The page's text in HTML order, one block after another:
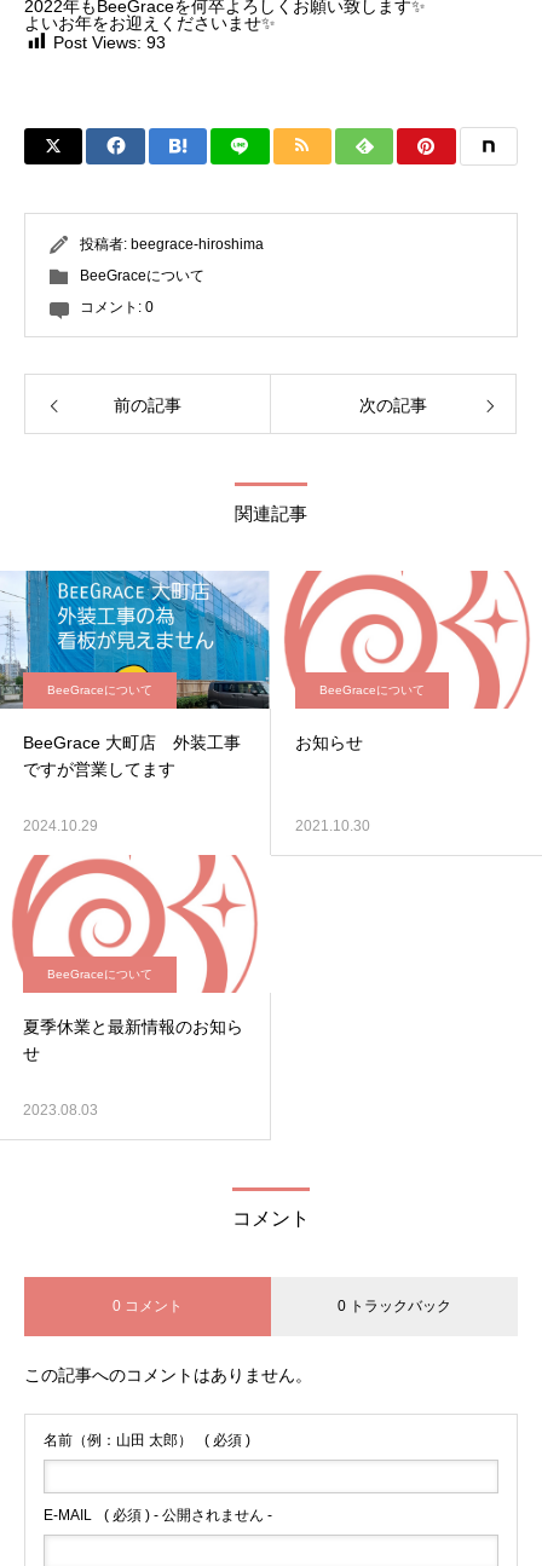
2022年もBeeGraceを何卒よろしくお願い致します✨
よいお年をお迎えくださいませ✨
Post Views: 93
投稿者: beegrace-hiroshima
BeeGraceについて
コメント: 0
前の記事 次の記事
関連記事
BeeGraceについて
BeeGrace 大町店 外装工事
ですが営業してます
2024.10.29
BeeGraceについて
お知らせ
2021.10.30
BeeGraceについて
夏季休業と最新情報のお知ら
せ
2023.08.03
コメント
0 コメント 0 トラックバック
この記事へのコメントはありません。
名前（例：山田 太郎） ( 必須 )
E-MAIL ( 必須 ) - 公開されません -